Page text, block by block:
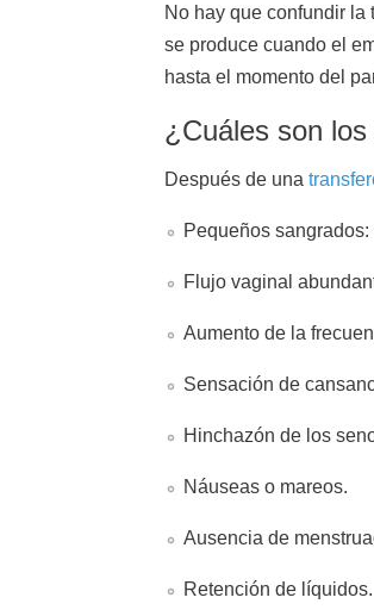
No hay que confundir
se produce cuando el
hasta el momento del
¿Cuáles son
Después de una
Pequeños
Flujo vaginal
Aumento de la
Sensación de
Hinchazón de los
Náuseas o mareos.
Ausencia de
Retención de líquidos.